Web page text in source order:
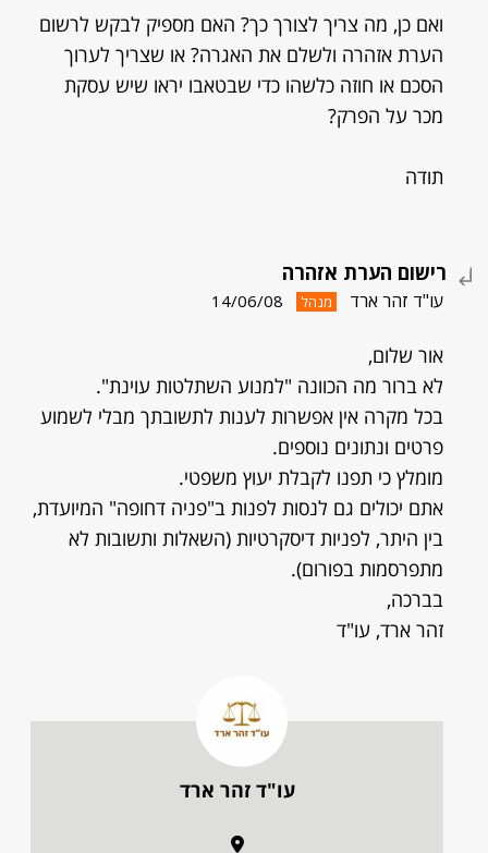
ואם כן, מה צריך לצורך כך? האם מספיק לבקש לרשום
הערת אזהרה ולשלם את האגרה? או שצריך לערוך
הסכם או חוזה כלשהו כדי שבטאבו יראו שיש עסקת
מכר על הפרק?
תודה
רישום הערת אזהרה
עו"ד זהר ארד מנהל 14/06/08
אור שלום,
לא ברור מה הכוונה "למנוע השתלטות עוינת".
בכל מקרה אין אפשרות לענות לתשובתך מבלי לשמוע
פרטים ונתונים נוספים.
מומלץ כי תפנו לקבלת יעוץ משפטי.
אתם יכולים גם לנסות לפנות ב"פניה דחופה" המיועדת,
בין היתר, לפניות דיסקרטיות (השאלות ותשובות לא
מתפרסמות בפורום).
בברכה,
זהר ארד, עו"ד
עו"ד זהר ארד